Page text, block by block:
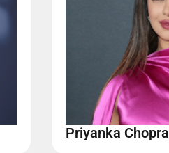
Priyanka Chopra